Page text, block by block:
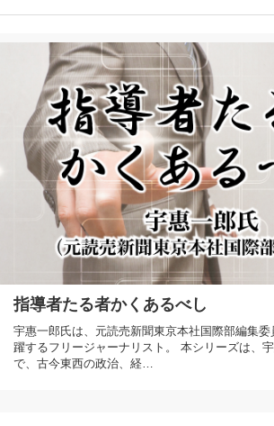
指導者たる者かくあるべし
宇惠一郎氏は、元読売新聞東京本社国際部編集
躍するフリージャーナリスト。 本シリーズは、
で、古今東西の政治、経…